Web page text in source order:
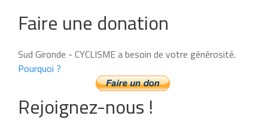
Faire une donation
Sud Gironde - CYCLISME a besoin de votre générosité.
Pourquoi ?
Rejoignez-nous !